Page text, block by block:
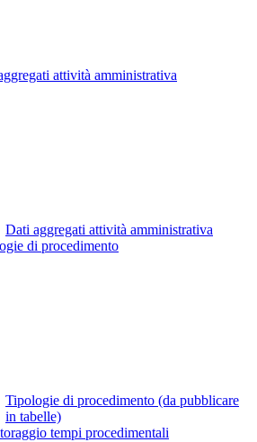
attività amministrativa
Dati aggregati attività amministrativa
di procedimento
Tipologie di procedimento (da pubblicare
in tabelle)
tempi procedimentali